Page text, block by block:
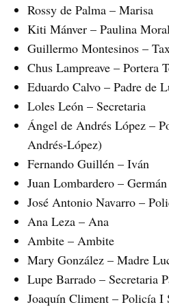
Rossy de Palma – Marisa
Kiti Mánver – Paulina
Guillermo Montesinos –
Chus Lampreave – Portera
Eduardo Calvo – Padre de
Loles León – Secretaria
Ángel de Andrés López –
Andrés-López)
Fernando Guillén – Iván
Juan Lombardero – Germán
José Antonio Navarro –
Ana Leza – Ana
Ambite – Ambite
Mary González – Madre
Lupe Barrado – Secretaria
Joaquín Climent – Policía I